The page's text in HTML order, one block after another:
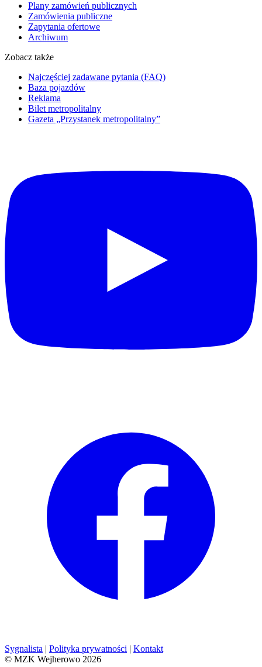
Plany zamówień publicznych
Zamówienia publiczne
Zapytania ofertowe
Archiwum
Zobacz także
Najczęściej zadawane pytania (FAQ)
Baza pojazdów
Reklama
Bilet metropolitalny
Gazeta „Przystanek metropolitalny”
Sygnalista Polityka prywatności
Kontakt
© MZK Wejherowo 2026